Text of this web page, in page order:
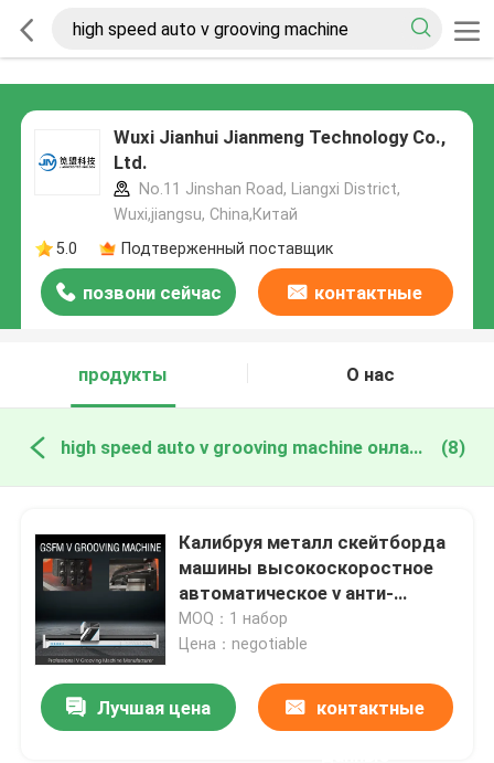
Wuxi Jianhui Jianmeng Technology Co.,
Ltd.
No.11 Jinshan Road, Liangxi District,
Wuxi,jiangsu, China,Китай
5.0
Подтверженный поставщик
позвони сейчас контактные
продукты
О нас
high speed auto v grooving machine онлайн производство (8)
Калибруя металл скейтборда
машины высокоскоростное
автоматическое v анти-
калибруя машину 1232
MOQ：1 набор
Цена：negotiable
Лучшая цена контактные